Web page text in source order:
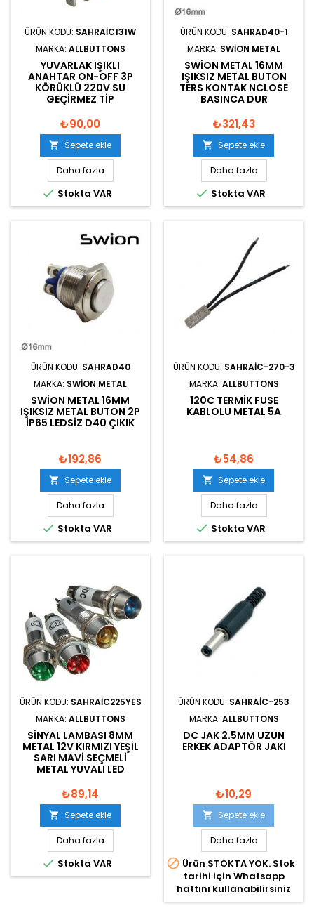
ÜRÜN KODU: SAHRAIC131W
MARKA: ALLBUTTONS
YUVARLAK IŞIKLI
ANAHTAR ON-OFF 3P
KÖRÜKLÜ 220V SU
GEÇIRMEZ TIP
₺90,00
 Sepete ekle
Daha fazla
 Stokta VAR
ÜRÜN KODU: SAHRAD40-1
MARKA: SWION METAL
SWION METAL 16MM
IŞIKSIZ METAL BUTON
TERS KONTAK NCLOSE
BASINCA DUR
₺321,43
 Sepete ekle
Daha fazla
 Stokta VAR
ÜRÜN KODU: SAHRAD40
MARKA: SWION METAL
SWION METAL 16MM
IŞIKSIZ METAL BUTON 2P
IP65 LEDSIZ D40 ÇIKIK
₺192,86
 Sepete ekle
Daha fazla
 Stokta VAR
ÜRÜN KODU: SAHRAIC-270-3
MARKA: ALLBUTTONS
120C TERMIK FUSE
KABLOLU METAL 5A
₺54,86
 Sepete ekle
Daha fazla
 Stokta VAR
ÜRÜN KODU: SAHRAIC225YES
MARKA: ALLBUTTONS
SINYAL LAMBASI 8MM
METAL 12V KIRMIZI YEŞIL
SARI MAVI SEÇMELI
METAL YUVALI LED
₺89,14
 Sepete ekle
Daha fazla
 Stokta VAR
ÜRÜN KODU: SAHRAIC-253
MARKA: ALLBUTTONS
DC JAK 2.5MM UZUN
ERKEK ADAPTÖR JAKI
₺10,29
 Sepete ekle
Daha fazla
 Ürün STOKTA YOK. Stok
tarihi için Whatsapp
hattını kullanabilirsiniz